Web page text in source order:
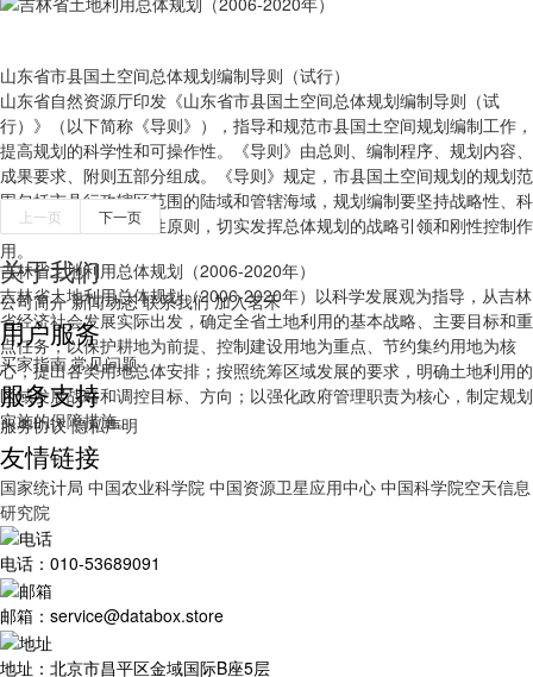
山东省市县国土空间总体规划编制导则（试行）
山东省自然资源厅印发《山东省市县国土空间总体规划编制导则（试
行）》（以下简称《导则》），指导和规范市县国土空间规划编制工作，
提高规划的科学性和可操作性。《导则》由总则、编制程序、规划内容、
成果要求、附则五部分组成。《导则》规定，市县国土空间规划的规划范
围包括市县行政辖区范围的陆域和管辖海域，规划编制要坚持战略性、科
学性、协调性、操作性原则，切实发挥总体规划的战略引领和刚性控制作
用。
吉林省土地利用总体规划（2006-2020年）
吉林省土地利用总体规划（2006-2020年）以科学发展观为指导，从吉林
省经济社会发展实际出发，确定全省土地利用的基本战略、主要目标和重
点任务；以保护耕地为前提、控制建设用地为重点、节约集约用地为核
心，提出各类用地总体安排；按照统筹区域发展的要求，明确土地利用的
区域发展战略和调控目标、方向；以强化政府管理职责为核心，制定规划
实施的保障措施。
上一页 下一页
关于我们
公司简介 新闻动态 联系我们 加入茗禾
用户服务
买家指南 常见问题
服务支持
服务协议 隐私声明
友情链接
国家统计局 中国农业科学院 中国资源卫星应用中心 中国科学院空天信息
研究院
电话：010-53689091
邮箱：service@databox.store
地址：北京市昌平区金域国际B座5层